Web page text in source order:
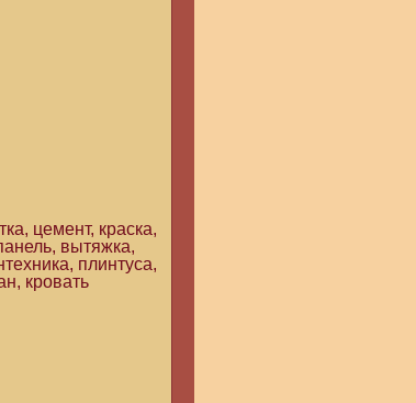
цемент, краска,
вытяжка,
плинтуса,
кровать